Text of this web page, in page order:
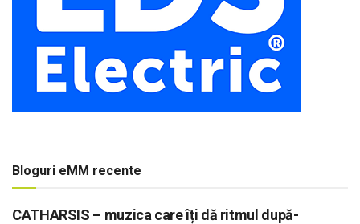
Bloguri eMM recente
CATHARSIS – muzica care îți dă ritmul după-